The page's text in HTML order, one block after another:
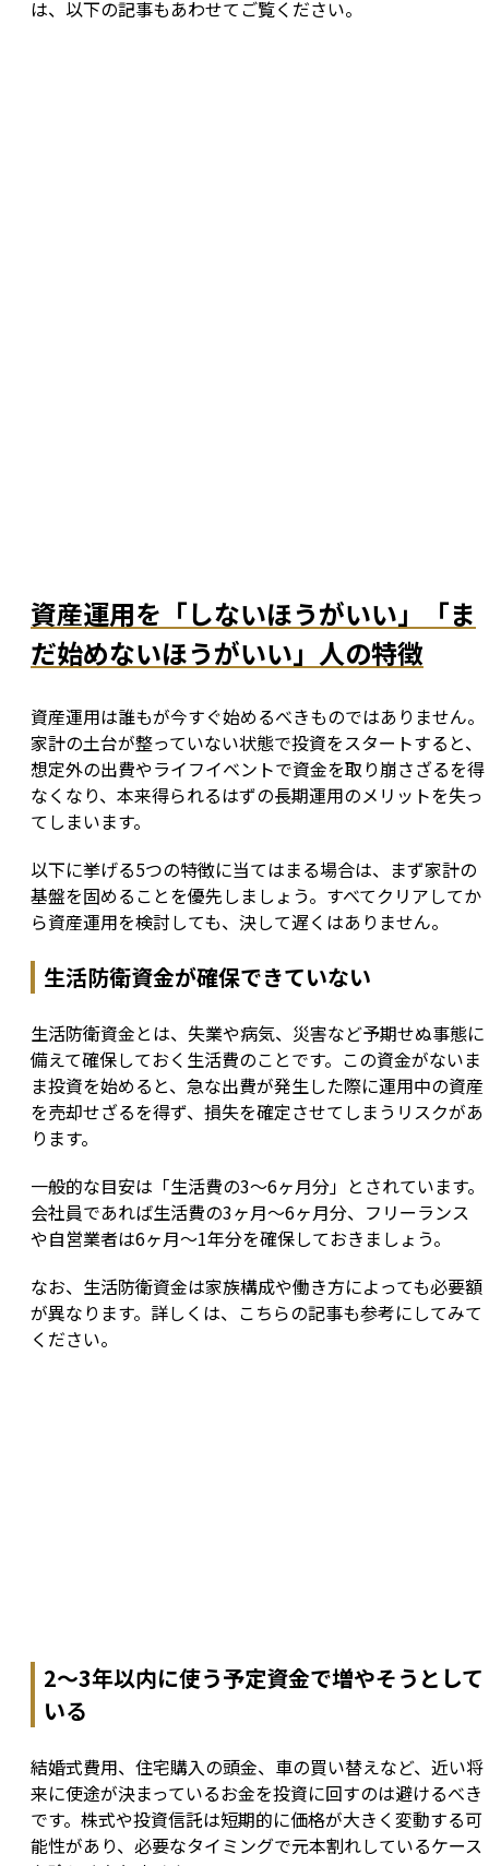
は、以下の記事もあわせてご覧ください。
資産運用を「しないほうがいい」「ま
だ始めないほうがいい」人の特徴
資産運用は誰もが今すぐ始めるべきものではありません。
家計の土台が整っていない状態で投資をスタートすると、
想定外の出費やライフイベントで資金を取り崩さざるを得
なくなり、本来得られるはずの長期運用のメリットを失っ
てしまいます。
以下に挙げる5つの特徴に当てはまる場合は、まず家計の
基盤を固めることを優先しましょう。すべてクリアしてか
ら資産運用を検討しても、決して遅くはありません。
生活防衛資金が確保できていない
生活防衛資金とは、失業や病気、災害など予期せぬ事態に
備えて確保しておく生活費のことです。この資金がないま
ま投資を始めると、急な出費が発生した際に運用中の資産
を売却せざるを得ず、損失を確定させてしまうリスクがあ
ります。
一般的な目安は「生活費の3〜6ヶ月分」とされています。
会社員であれば生活費の3ヶ月〜6ヶ月分、フリーランス
や自営業者は6ヶ月〜1年分を確保しておきましょう。
なお、生活防衛資金は家族構成や働き方によっても必要額
が異なります。詳しくは、こちらの記事も参考にしてみて
ください。
2〜3年以内に使う予定資金で増やそうとして
いる
結婚式費用、住宅購入の頭金、車の買い替えなど、近い将
来に使途が決まっているお金を投資に回すのは避けるべき
です。株式や投資信託は短期的に価格が大きく変動する可
能性があり、必要なタイミングで元本割れしているケース